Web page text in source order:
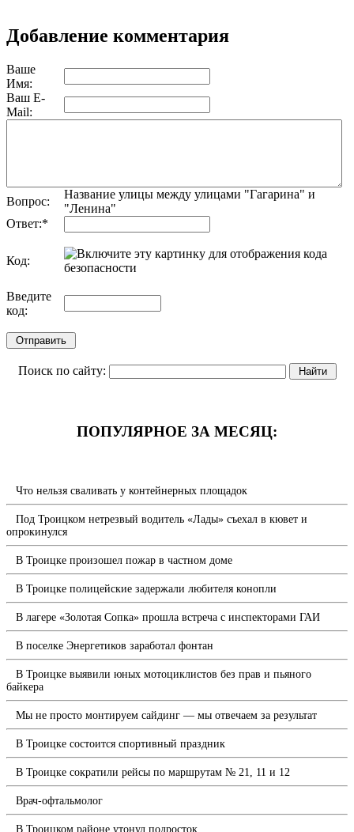
Добавление комментария
Ваше
Имя:
Ваш E-
Mail:
Вопрос:
Название улицы между улицами "Гагарина" и
"Ленина"
Ответ:*
Код:
Введите
код:
Поиск по сайту:
ПОПУЛЯРНОЕ ЗА МЕСЯЦ:
Что нельзя сваливать у контейнерных площадок
Под Троицком нетрезвый водитель «Лады» съехал в кювет и
опрокинулся
В Троицке произошел пожар в частном доме
В Троицке полицейские задержали любителя конопли
В лагере «Золотая Сопка» прошла встреча с инспекторами ГАИ
В поселке Энергетиков заработал фонтан
В Троицке выявили юных мотоциклистов без прав и пьяного
байкера
Мы не просто монтируем сайдинг — мы отвечаем за результат
В Троицке состоится спортивный праздник
В Троицке сократили рейсы по маршрутам № 21, 11 и 12
Врач-офтальмолог
В Троицком районе утонул подросток